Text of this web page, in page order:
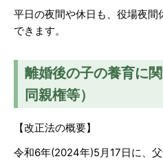
平日の夜間や休日も、役場夜
できます。
離婚後の子の養育に
同親権等）
【改正法の概要】
令和6年(2024年)5月17日に、